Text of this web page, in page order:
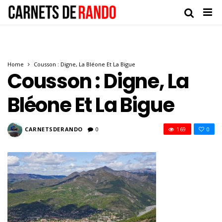
Home Cousson : Digne, La Bléone Et La Bigue
Cousson : Digne, La
Bléone Et La Bigue
CARNETSDERANDO 0 0
169